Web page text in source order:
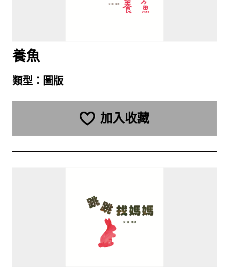
養魚
類型： 圖版
加入收藏